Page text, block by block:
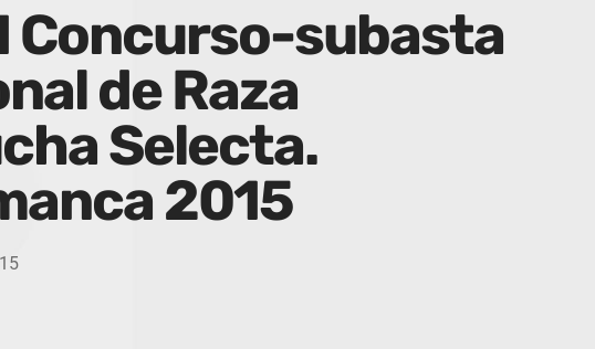
Concurso-subasta
de Raza
Selecta.
2015